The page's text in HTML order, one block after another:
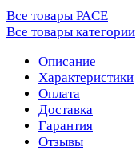
Все товары PACE
Все товары категории
Описание
Характеристики
Оплата
Доставка
Гарантия
Отзывы